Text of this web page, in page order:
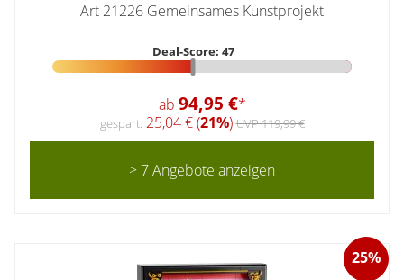
Art 21226 Gemeinsames Kunstprojekt
Deal-Score: 47
ab 94,95 €*
gespart: 25,04 € (21%)UVP 119,99 €
> 7 Angebote anzeigen
25%